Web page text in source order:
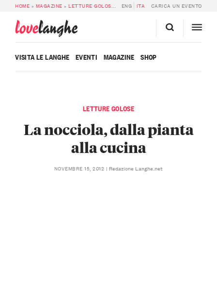
HOME » MAGAZINE »LETTURE GOLOSE » LA NOCCIOLA, DALLA PIANTA ALLA
ENG ITA CARICA UN EVENTO
lovelanghe
VISITA LE LANGHE EVENTI MAGAZINE SHOP
LETTURE GOLOSE
La nocciola, dalla pianta
alla cucina
NOVEMBRE 15, 2012 Redazione Langhe.net